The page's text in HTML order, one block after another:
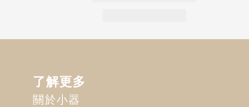
了解更多
關於小器